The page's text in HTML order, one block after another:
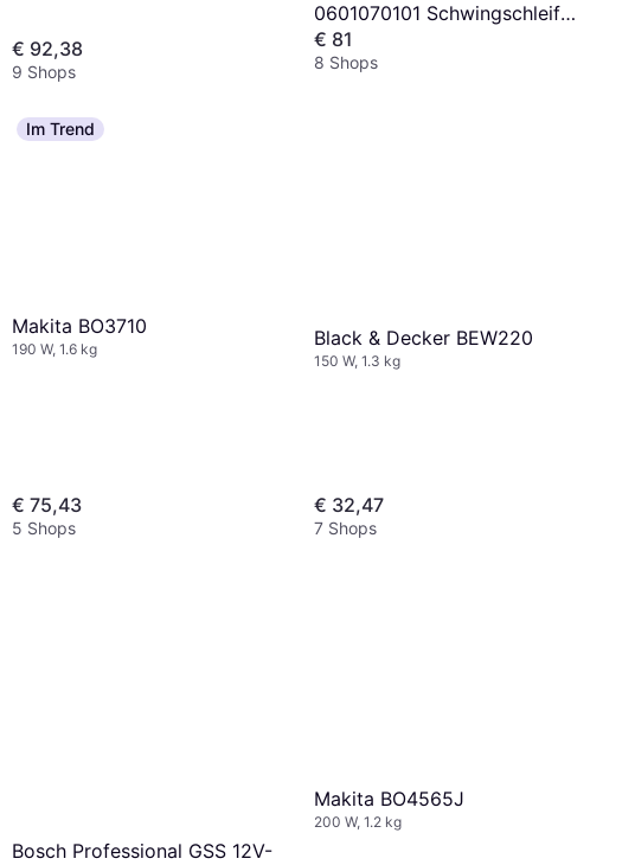
€ 92,38
9 Shops
0601070101 Schwingschleifer
200 W
€ 81
8 Shops
Im Trend
Makita BO3710
190 W, 1.6 kg
€ 75,43
5 Shops
Black & Decker BEW220
150 W, 1.3 kg
€ 32,47
7 Shops
Bosch Professional GSS 12V-
Makita BO4565J
200 W, 1.2 kg